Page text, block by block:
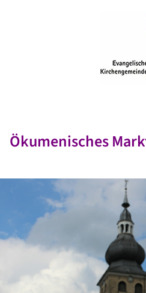
Ökumenisches